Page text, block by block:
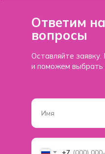
Ответим
вопросы
Оставляйте
и поможем выбрать